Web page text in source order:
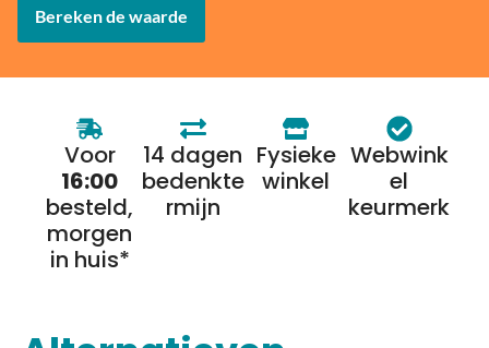
Bereken de waarde
Voor
16:00
besteld,
morgen
in huis*
14 dagen
bedenkte
rmijn
Fysieke
winkel
Webwink
el
keurmerk